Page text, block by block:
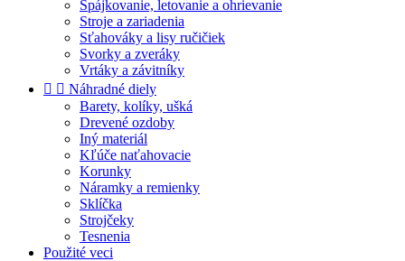
Spájkovanie, letovanie a ohrievanie
Stroje a zariadenia
Sťahováky a lisy ručičiek
Svorky a zveráky
Vrtáky a závitníky
  Náhradné diely
Barety, kolíky, ušká
Drevené ozdoby
Iný materiál
Kľúče naťahovacie
Korunky
Náramky a remienky
Sklíčka
Strojčeky
Tesnenia
Použité veci